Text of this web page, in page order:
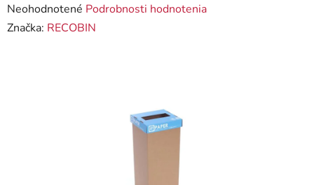
Priemerné
hodnotenie
Neohodnotené Podrobnosti hodnotenia
Značka: RECOBIN